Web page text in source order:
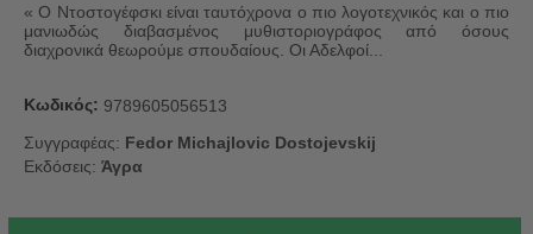
« Ο Ντοστογέφσκι είναι ταυτόχρονα ο πιο λογοτεχνικός και ο πιο
μανιωδώς διαβασμένος μυθιστοριογράφος από όσους
διαχρονικά θεωρούμε σπουδαίους. Οι Αδελφοί...
Κωδικός: 9789605056513
Συγγραφέας: Fedor Michajlovic Dostojevskij
Εκδόσεις: Άγρα